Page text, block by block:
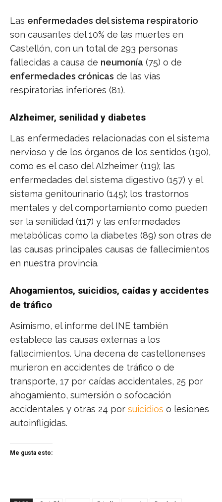
Las enfermedades del sistema respiratorio
son causantes del 10% de las muertes en
Castellón, con un total de 293 personas
fallecidas a causa de neumonía (75) o de
enfermedades crónicas de las vías
respiratorias inferiores (81).
Alzheimer, senilidad y diabetes
Las enfermedades relacionadas con el sistema
nervioso y de los órganos de los sentidos (190),
como es el caso del Alzheimer (119); las
enfermedades del sistema digestivo (157) y el
sistema genitourinario (145); los trastornos
mentales y del comportamiento como pueden
ser la senilidad (117) y las enfermedades
metabólicas como la diabetes (89) son otras de
las causas principales causas de fallecimientos
en nuestra provincia.
Ahogamientos, suicidios, caídas y accidentes
de tráfico
Asimismo, el informe del INE también
establece las causas externas a los
fallecimientos. Una decena de castellonenses
murieron en accidentes de tráfico o de
transporte, 17 por caídas accidentales, 25 por
ahogamiento, sumersión o sofocación
accidentales y otras 24 por suicidios o lesiones
autoinfligidas.
Me gusta esto: